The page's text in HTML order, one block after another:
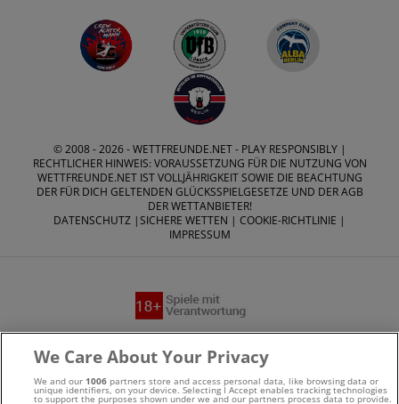
© 2008 - 2026 -WETTFREUNDE.NET- PLAY RESPONSIBLY |
RECHTLICHER HINWEIS: VORAUSSETZUNG FÜR DIE NUTZUNG VON
WETTFREUNDE.NET IST VOLLJÄHRIGKEIT SOWIE DIE BEACHTUNG
DER FÜR DICH GELTENDEN GLÜCKSSPIELGESETZE UND DER AGB
DER WETTANBIETER!
DATENSCHUTZ |SICHERE WETTEN | COOKIE-RICHTLINIE |
IMPRESSUM
Sie aufbuwei.de
We Care About Your Privacy
We and our 1006 partners store and access personal data, like browsing data or
unique identifiers, on your device. Selecting I Accept enables tracking technologies
to support the purposes shown under we and our partners process data to provide.